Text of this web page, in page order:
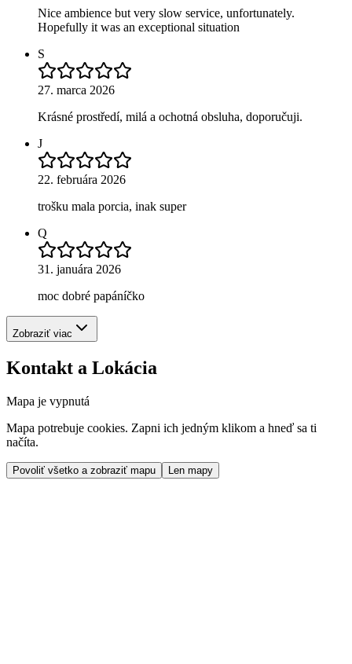
Nice ambience but very slow service, unfortunately.
Hopefully it was an exceptional situation
S
27. marca 2026
Krásné prostředí, milá a ochotná obsluha, doporučuji.
J
22. februára 2026
trošku mala porcia, inak super
Q
31. januára 2026
moc dobré papáníčko
Zobraziť viac
Kontakt a Lokácia
Mapa je vypnutá
Mapa potrebuje cookies. Zapni ich jedným klikom a hneď sa ti
načíta.
Povoliť všetko a zobraziť mapu Len mapy